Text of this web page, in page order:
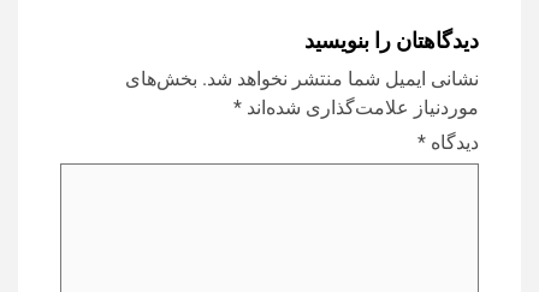
دیدگاهتان را بنویسید
نشانی ایمیل شما منتشر نخواهد شد. بخش‌های
موردنیاز علامت‌گذاری شده‌اند *
دیدگاه *